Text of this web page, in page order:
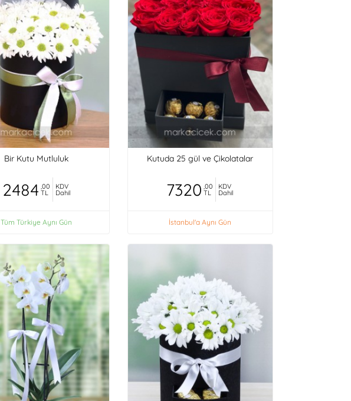
Bir Kutu Mutluluk
2484 ,00
TL
KDV
Dahil
Tüm Türkiye Aynı Gün
Kutuda 25 gül ve Çikolatalar
7320 ,00
TL
KDV
Dahil
İstanbul'a Aynı Gün